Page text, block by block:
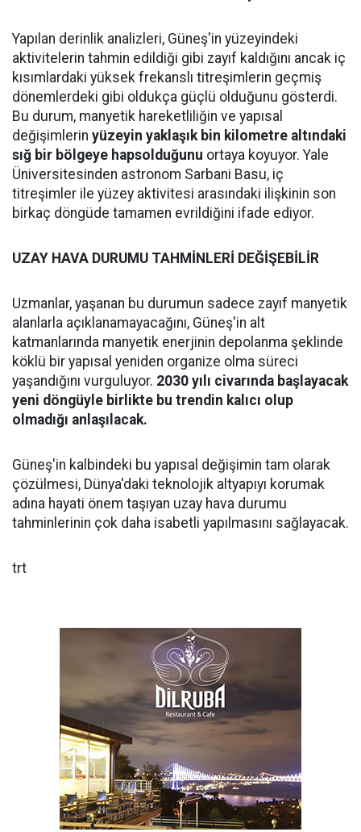
Yapılan derinlik analizleri, Güneş'in yüzeyindeki
aktivitelerin tahmin edildiği gibi zayıf kaldığını ancak iç
kısımlardaki yüksek frekanslı titreşimlerin geçmiş
dönemlerdeki gibi oldukça güçlü olduğunu gösterdi.
Bu durum, manyetik hareketliliğin ve yapısal
değişimlerin yüzeyin yaklaşık bin kilometre altındaki
sığ bir bölgeye hapsolduğunu ortaya koyuyor. Yale
Üniversitesinden astronom Sarbani Basu, iç
titreşimler ile yüzey aktivitesi arasındaki ilişkinin son
birkaç döngüde tamamen evrildiğini ifade ediyor.
UZAY HAVA DURUMU TAHMİNLERİ DEĞİŞEBİLİR
Uzmanlar, yaşanan bu durumun sadece zayıf manyetik
alanlarla açıklanamayacağını, Güneş'in alt
katmanlarında manyetik enerjinin depolanma şeklinde
köklü bir yapısal yeniden organize olma süreci
yaşandığını vurguluyor. 2030 yılı civarında başlayacak
yeni döngüyle birlikte bu trendin kalıcı olup
olmadığı anlaşılacak.
Güneş'in kalbindeki bu yapısal değişimin tam olarak
çözülmesi, Dünya'daki teknolojik altyapıyı korumak
adına hayati önem taşıyan uzay hava durumu
tahminlerinin çok daha isabetli yapılmasını sağlayacak.
trt